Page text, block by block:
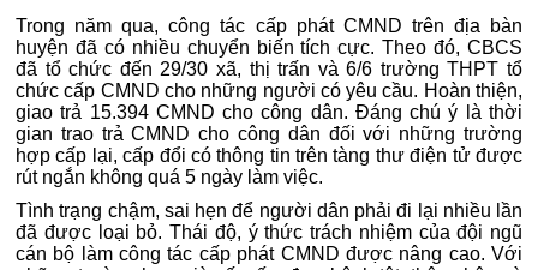
Trong năm qua, công tác cấp phát CMND trên địa bàn
huyện đã có nhiều chuyển biến tích cực. Theo đó, CBCS
đã tổ chức đến 29/30 xã, thị trấn và 6/6 trường THPT tổ
chức cấp CMND cho những người có yêu cầu. Hoàn thiện,
giao trả 15.394 CMND cho công dân. Đáng chú ý là thời
gian trao trả CMND cho công dân đối với những trường
hợp cấp lại, cấp đổi có thông tin trên tàng thư điện tử được
rút ngắn không quá 5 ngày làm việc.
Tình trạng chậm, sai hẹn để người dân phải đi lại nhiều lần
đã được loại bỏ. Thái độ, ý thức trách nhiệm của đội ngũ
cán bộ làm công tác cấp phát CMND được nâng cao. Với